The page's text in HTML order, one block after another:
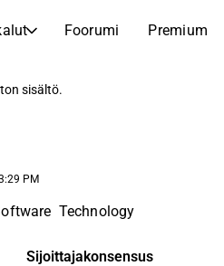
Foorumi Premium
YHTIÖT
OPI SIJOITTAMISESTA
sisältö.
PM
Technology
Sijoittajakonsensus